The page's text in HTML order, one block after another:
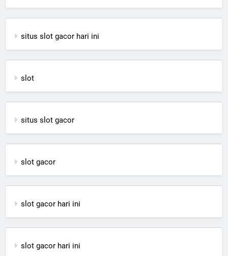
situs slot gacor hari ini
slot
situs slot gacor
slot gacor
slot gacor hari ini
slot gacor hari ini